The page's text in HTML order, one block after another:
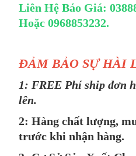
Liên Hệ Báo Giá:
Hoặc 0968853232.
ĐẢM BẢO SỰ HÀI
1: FREE Phí ship đơn
lên.
2: Hàng chất lượng,
trước khi nhận hàng.